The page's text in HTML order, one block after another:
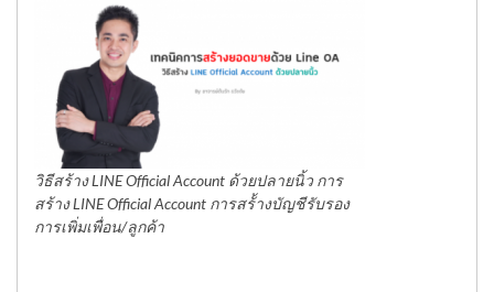
วิธีสร้าง LINE Official Account ด้วยปลายนิ้ว การ
สร้าง LINE Official Account การสร้้างบัญชีรับรอง
การเพิ่มเพื่อน/ลูกค้า